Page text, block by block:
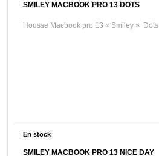
SMILEY MACBOOK PRO 13 DOTS
Housse Macbook pro 13 « Smiley » Dots
En stock
SMILEY MACBOOK PRO 13 NICE DAY